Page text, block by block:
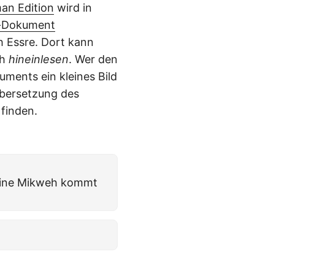
Edition wird in
Essre. Dort kann
hineinlesen. Wer den
ein kleines Bild
des
Mikweh kommt